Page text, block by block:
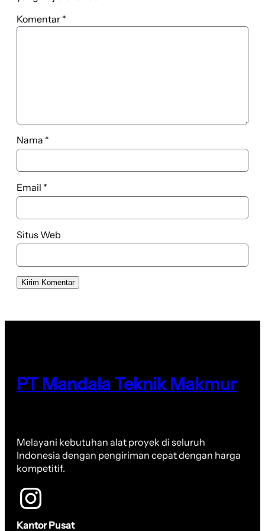
Komentar *
Nama *
Email *
Situs Web
PT Mandala Teknik Makmur
Melayani kebutuhan alat proyek di seluruh
Indonesia dengan pengiriman cepat dengan harga
kompetitif.
Kantor Pusat